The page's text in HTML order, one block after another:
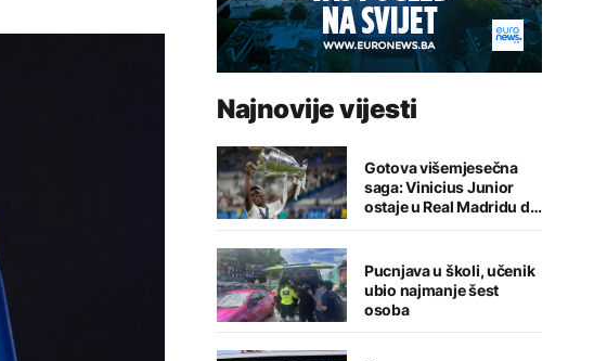
Najnovije vijesti
Gotova višemjesečna
saga: Vinicius Junior
ostaje u Real Madridu do
2032. godine
Pucnjava u školi, učenik
ubio najmanje šest
osoba